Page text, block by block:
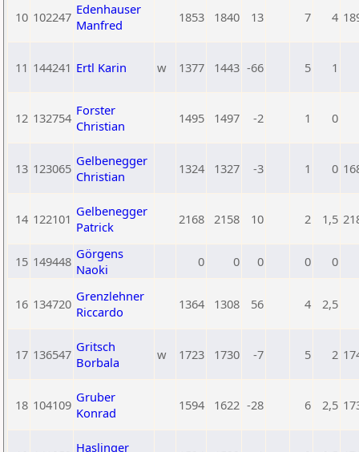
10 102247 Edenhauser
Manfred
1853 1840 13 7 4
11 144241 Ertl Karin w 1377 1443 -66 5 1
12 132754 Forster
Christian
1495 1497 -2 1 0
13 123065 Gelbenegger
Christian
1324 1327 -3 1 0
14 122101 Gelbenegger
Patrick
2168 2158 10 2 1,5
15 149448 Görgens
Naoki
0 0 0 0 0
16 134720 Grenzlehner
Riccardo
1364 1308 56 4 2,5
17 136547 Gritsch
Borbala
w 1723 1730 -7 5 2
18 104109 Gruber
Konrad
1594 1622 -28 6 2,5
Haslinger